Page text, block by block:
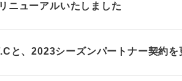
ニューアルいたしました
と、2023シーズンパートナー契約を